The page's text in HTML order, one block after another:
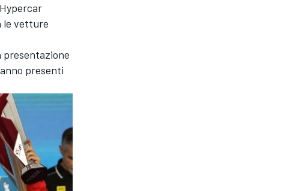
le vetture
presentazione
presenti